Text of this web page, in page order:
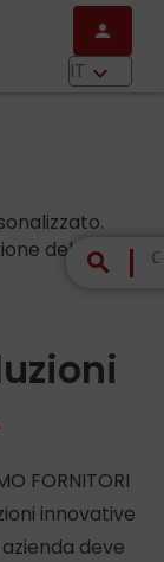
principale
person
IT keyboard_arrow_down
del cliente.
search
FORNITORI
innovative
deve